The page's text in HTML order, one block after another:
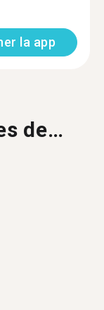
la app
de…